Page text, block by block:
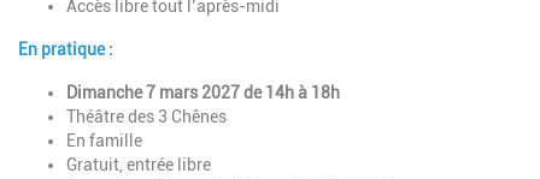
Accès libre tout l’après-midi
En pratique :
Dimanche 7 mars 2027 de 14h à 18h
Théâtre des 3 Chênes
En famille
Gratuit, entrée libre